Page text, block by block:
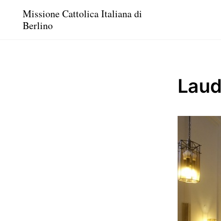
Missione Cattolica Italiana di
Berlino